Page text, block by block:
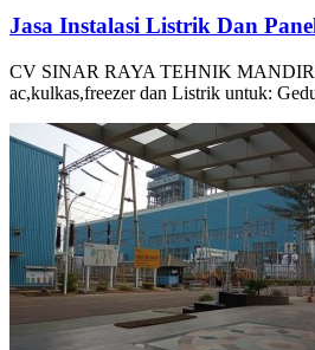
Jasa Instalasi Listrik Dan
CV SINAR RAYA TEHNIK MANDIRI
ac,kulkas,freezer dan Listrik untuk: